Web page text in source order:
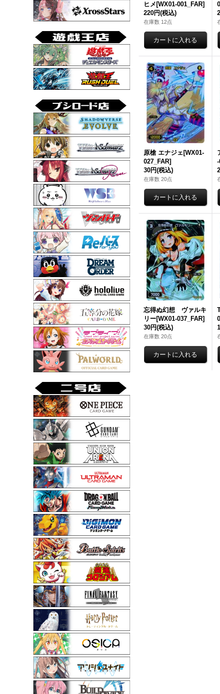
ヒメ[WX01-001_FAR]
220円(税込)
在庫数 12点
原槍 エナジェ[WX01-
027_FAR]
30円(税込)
在庫数 20点
忘得ぬ幻想 ヴァルキ
リー[WX01-037_FAR]
30円(税込)
在庫数 20点